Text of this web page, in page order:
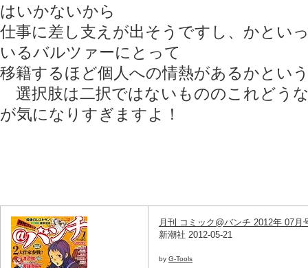
はいかないから
仕事に差し支えが出そうですし、かとい
いるバルツァーにとって
移籍するほど個人への情熱があるかとい
選択肢は二択ではないもののこれどう
が気になりすぎますよ！
月刊 コミック@バンチ 2012年 07月
新潮社 2012-05-21
by G-Tools